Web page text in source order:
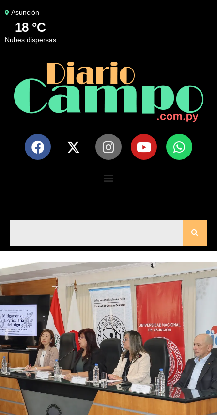
Asunción
18 °C
nubes dispersas